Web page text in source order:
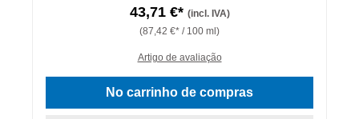
43,71 €* (incl. IVA)
(87,42 €* / 100 ml)
Artigo de avaliação
No carrinho de compras